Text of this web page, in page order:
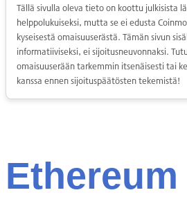
Tällä sivulla oleva tieto on koottu julkisista
helppolukuiseksi, mutta se ei edusta
kyseisestä omaisuuserästä. Tämän sivun
informatiiviseksi, ei sijoitusneuvonnaksi.
omaisuuserään tarkemmin itsenäisesti tai
kanssa ennen sijoituspäätösten tekemistä!
Ethereum